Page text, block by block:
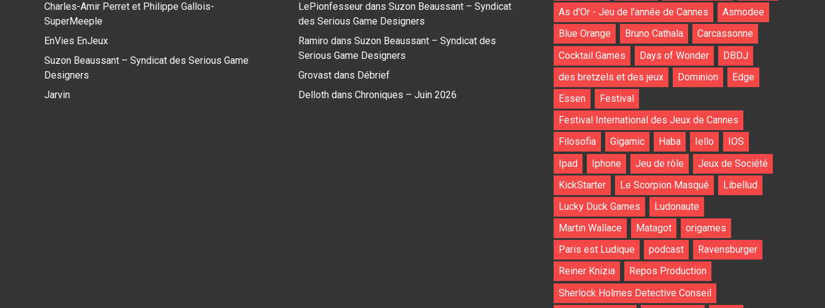
Charles-Amir Perret et Philippe Gallois-
SuperMeeple
EnVies EnJeux
Suzon Beaussant – Syndicat des Serious Game
Designers
Jarvin
LePionfesseur dans Suzon Beaussant – Syndicat
des Serious Game Designers
Ramiro dans Suzon Beaussant – Syndicat des
Serious Game Designers
Grovast dans Débrief
Delloth dans Chroniques – Juin 2026
As d'Or - Jeu de l'année de Cannes
Asmodee
Blue Orange
Bruno Cathala
Carcassonne
Cocktail Games
Days of Wonder
DBDJ
des bretzels et des jeux
Dominion
Edge
Essen
Festival
Festival International des Jeux de Cannes
Filosofia
Gigamic Haba Iello
IOS
Ipad
Iphone Jeu de rôle
Jeux de Société
KickStarter
Le Scorpion Masqué
Libellud
Lucky Duck Games
Ludonaute
Martin Wallace
Matagot
origames
Paris est Ludique
podcast
Ravensburger
Reiner Knizia
Repos Production
Sherlock Holmes Detective Conseil